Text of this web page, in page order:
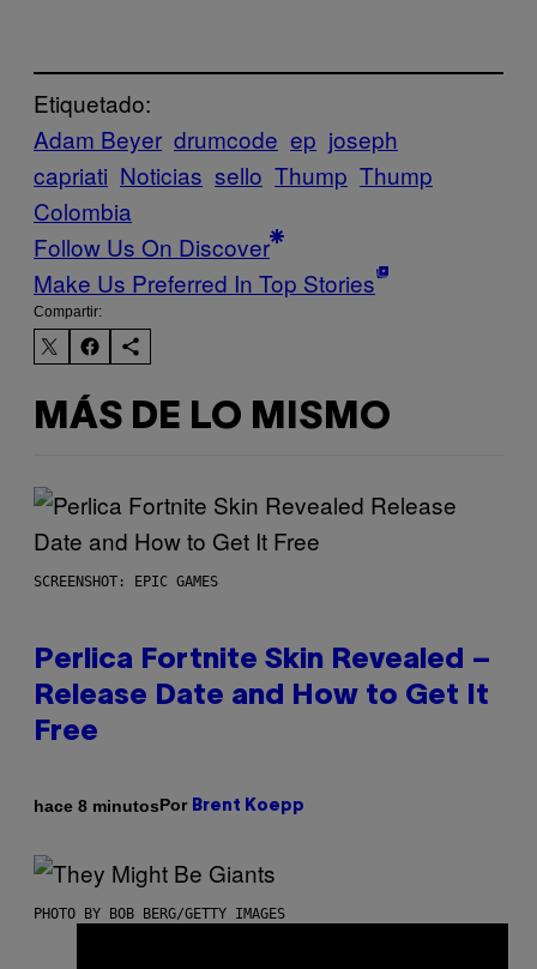
Etiquetado:
Adam Beyer drumcode ep joseph
capriati Noticias sello Thump Thump
Colombia
Follow Us On Discover
Make Us Preferred In Top Stories
Compartir:
MÁS DE LO MISMO
SCREENSHOT: EPIC GAMES
Perlica Fortnite Skin Revealed –
Release Date and How to Get It
Free
hace 8 minutosPor Brent Koepp
PHOTO BY BOB BERG/GETTY IMAGES